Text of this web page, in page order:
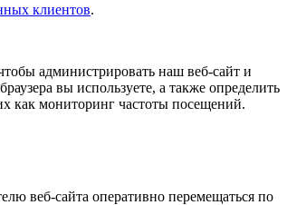
клиентов.
администрировать наш веб-сайт и
вы используете, а также определить
как мониторинг частоты посещений.
веб-сайта оперативно перемещаться по